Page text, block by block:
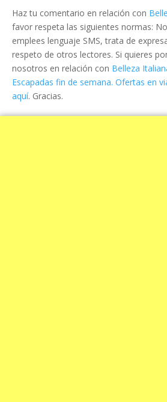
Haz tu comentario en relación con
favor respeta las siguientes normas:
emplees lenguaje SMS, trata de
respeto de otros lectores. Si quieres
nosotros en relación con Belleza
Escapadas fin de semana. Ofertas en
aquí. Gracias.